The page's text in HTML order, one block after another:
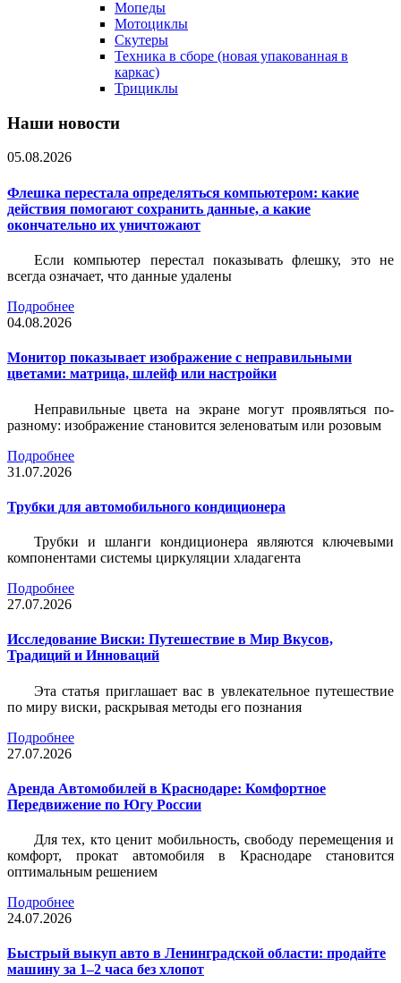
Мопеды
Мотоциклы
Скутеры
Техника в сборе (новая упакованная в
каркас)
Трициклы
Наши новости
05.08.2026
Флешка перестала определяться компьютером: какие
действия помогают сохранить данные, а какие
окончательно их уничтожают
Если компьютер перестал показывать флешку, это не
всегда означает, что данные удалены
Подробнее
04.08.2026
Монитор показывает изображение с неправильными
цветами: матрица, шлейф или настройки
Неправильные цвета на экране могут проявляться по-
разному: изображение становится зеленоватым или розовым
Подробнее
31.07.2026
Трубки для автомобильного кондиционера
Трубки и шланги кондиционера являются ключевыми
компонентами системы циркуляции хладагента
Подробнее
27.07.2026
Исследование Виски: Путешествие в Мир Вкусов,
Традиций и Инноваций
Эта статья приглашает вас в увлекательное путешествие
по миру виски, раскрывая методы его познания
Подробнее
27.07.2026
Аренда Автомобилей в Краснодаре: Комфортное
Передвижение по Югу России
Для тех, кто ценит мобильность, свободу перемещения и
комфорт, прокат автомобиля в Краснодаре становится
оптимальным решением
Подробнее
24.07.2026
Быстрый выкуп авто в Ленинградской области: продайте
машину за 1–2 часа без хлопот